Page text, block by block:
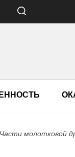
Части молотковой